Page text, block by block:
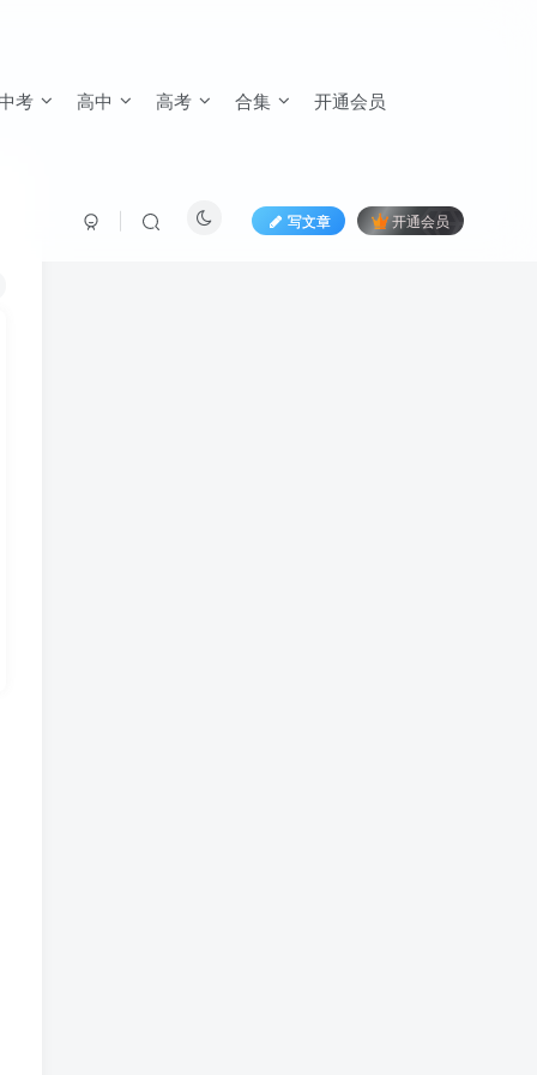
考 高中 高考 合集 开通会员
写文章 开通会员